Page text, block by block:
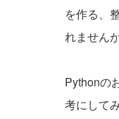
を作る、
れません
Pythonの
考にして